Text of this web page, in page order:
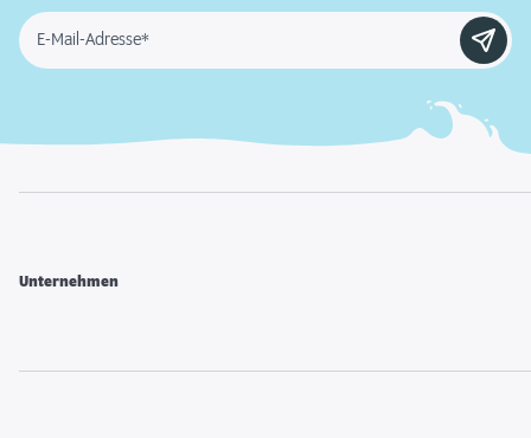
E-Mail-Adresse*
Unternehmen